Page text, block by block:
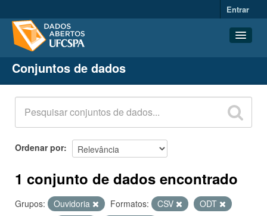
Entrar
Conjuntos de dados
Organizações
Grupos
Sobre
Conjuntos de dados
Ordenar por
1 conjunto de dados encontrado
Grupos: Ouvidoria Formatos: CSV
ODT